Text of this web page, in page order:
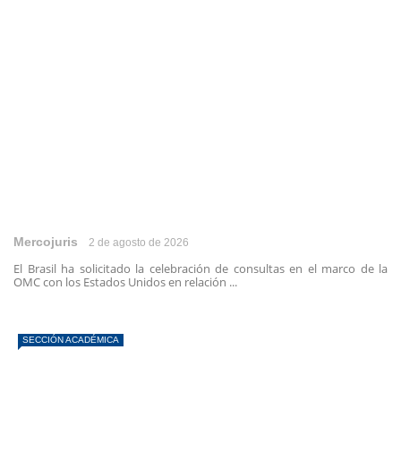
Mercojuris 2 de agosto de 2026
El Brasil ha solicitado la celebración de consultas en el marco de la
OMC con los Estados Unidos en relación ...
SECCIÓN ACADÉMICA